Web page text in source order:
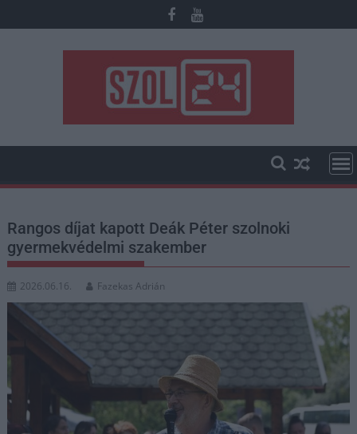
to
Rangos díjat kapott Deák Péter szolnoki
gyermekvédelmi szakember
2026.06.16. Fazekas Adrián